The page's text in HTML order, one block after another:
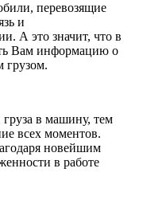
перевозящие
и
А это значит, что в
Вам информацию о
грузом.
в машину, тем
всех моментов.
новейшим
в работе